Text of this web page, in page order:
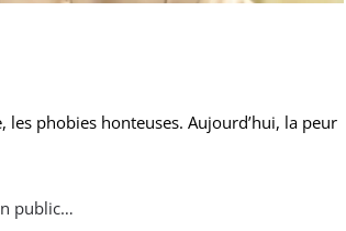
les phobies honteuses. Aujourd’hui, la peur
public…